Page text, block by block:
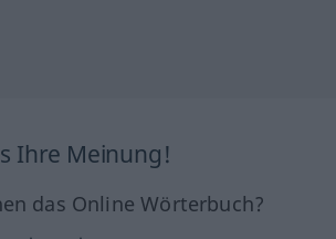
Ihre Meinung!
das Online Wörterbuch?